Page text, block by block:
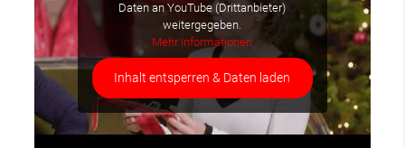
Daten an YouTube (Drittanbieter)
weitergegeben.
Mehr Informationen
Inhalt entsperren & Daten laden